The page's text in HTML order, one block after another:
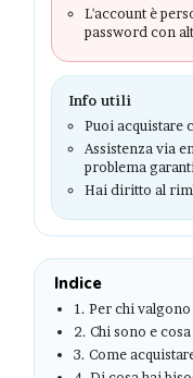
L'account è
password con
Info utili
Puoi acquistare
Assistenza via
problema
Hai diritto al
Indice
1. Per chi
2. Chi sono e
3. Come